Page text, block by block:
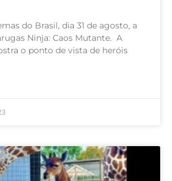
do Brasil, dia 31 de agosto, a
Ninja: Caos Mutante. A
o ponto de vista de heróis